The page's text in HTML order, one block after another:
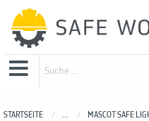
STARTSEITE ... MASCOT SAFE